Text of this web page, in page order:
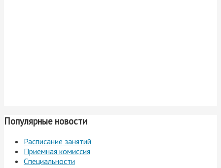
Популярные новости
Расписание занятий
Приемная комиссия
Специальности